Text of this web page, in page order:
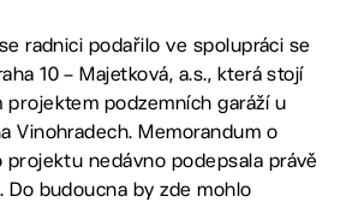
radnici podařilo ve spolupráci se
10 – Majetková, a.s., která stojí
projektem podzemních garáží u
Vinohradech. Memorandum o
nedávno podepsala právě
Do budoucna by zde mohlo